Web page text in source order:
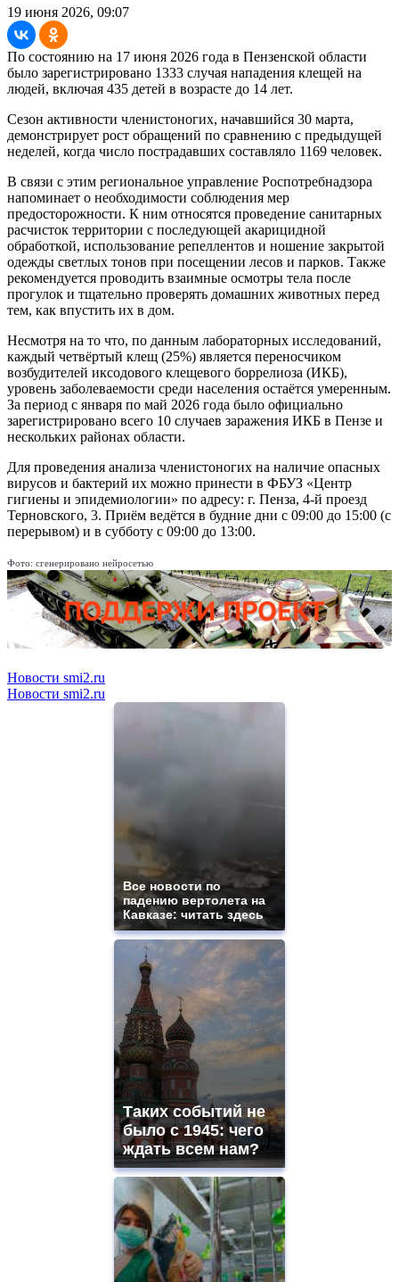
19 июня 2026, 09:07
По состоянию на 17 июня 2026 года в Пензенской области
было зарегистрировано 1333 случая нападения клещей на
людей, включая 435 детей в возрасте до 14 лет.
Сезон активности членистоногих, начавшийся 30 марта,
демонстрирует рост обращений по сравнению с предыдущей
неделей, когда число пострадавших составляло 1169 человек.
В связи с этим региональное управление Роспотребнадзора
напоминает о необходимости соблюдения мер
предосторожности. К ним относятся проведение санитарных
расчисток территории с последующей акарицидной
обработкой, использование репеллентов и ношение закрытой
одежды светлых тонов при посещении лесов и парков. Также
рекомендуется проводить взаимные осмотры тела после
прогулок и тщательно проверять домашних животных перед
тем, как впустить их в дом.
Несмотря на то что, по данным лабораторных исследований,
каждый четвёртый клещ (25%) является переносчиком
возбудителей иксодового клещевого боррелиоза (ИКБ),
уровень заболеваемости среди населения остаётся умеренным.
За период с января по май 2026 года было официально
зарегистрировано всего 10 случаев заражения ИКБ в Пензе и
нескольких районах области.
Для проведения анализа членистоногих на наличие опасных
вирусов и бактерий их можно принести в ФБУЗ «Центр
гигиены и эпидемиологии» по адресу: г. Пенза, 4-й проезд
Терновского, 3. Приём ведётся в будние дни с 09:00 до 15:00 (с
перерывом) и в субботу с 09:00 до 13:00.
Фото: сгенерировано нейросетью
Новости smi2.ru
Новости smi2.ru
Все новости по
падению вертолета на
Кавказе: читать здесь
Таких событий не
было с 1945: чего
ждать всем нам?